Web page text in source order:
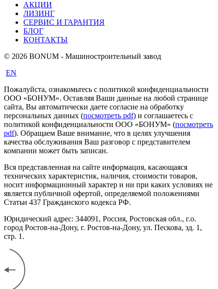
АКЦИИ
ЛИЗИНГ
СЕРВИС И ГАРАНТИЯ
БЛОГ
КОНТАКТЫ
© 2026 BONUM - Машиностроительный завод
EN
Пожалуйста, ознакомьтесь с политикой конфиденциальности
ООО «БОНУМ». Оставляя Ваши данные на любой странице
сайта, Вы автоматически даете согласие на обработку
персональных данных (посмотреть pdf) и соглашаетесь с
политикой конфиденциальности ООО «БОНУМ» (посмотреть
pdf). Обращаем Ваше внимание, что в целях улучшения
качества обслуживания Ваш разговор с представителем
компании может быть записан.
Вся представленная на сайте информация, касающаяся
технических характеристик, наличия, стоимости товаров,
носит информационный характер и ни при каких условиях не
является публичной офертой, определяемой положениями
Статьи 437 Гражданского кодекса РФ.
Юридический адрес: 344091, Россия, Ростовская обл., г.о.
город Ростов-на-Дону, г. Ростов-на-Дону, ул. Пескова, зд. 1,
стр. 1.